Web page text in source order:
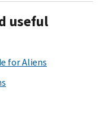
useful
for Aliens